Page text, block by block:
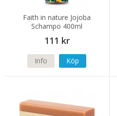
Faith in nature Jojoba
Schampo 400ml
111 kr
Info Köp